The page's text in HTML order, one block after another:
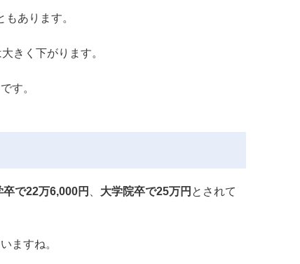
あります。
きく下がります。
す。
卒で22万6,000円 大学院卒で25万円 とされて
ますね。